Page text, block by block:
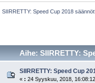
SIIRRETTY: Speed Cup 2018
Aihe: SIIRRETTY:
SIIRRETTY: Speed Cup
« : 24 Syyskuu, 2018,